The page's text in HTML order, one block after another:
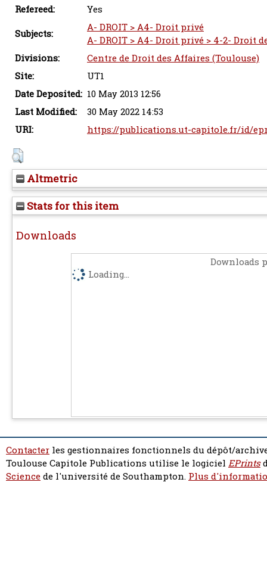
Refereed:
Yes
Subjects:
A- DROIT > A4- Droit privé
A- DROIT > A4- Droit privé > 4-2- Droit
Divisions:
Centre de Droit des Affaires (Toulouse)
Site:
UT1
Date Deposited: 10 May 2013 12:56
Last Modified:
30 May 2022 14:53
URI:
https://publications.ut-capitole.fr/id/
Altmetric
Stats for this item
Downloads
Downloads
Loading...
Contacter les gestionnaires fonctionnels du dépôt/
Toulouse Capitole Publications utilise le logiciel EPrints
Sciencede l'université de Southampton. Plus